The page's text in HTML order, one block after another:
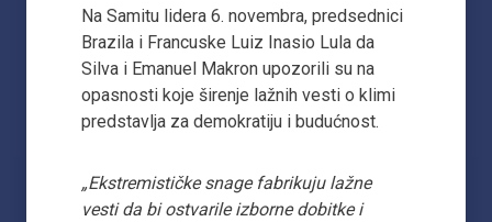
Na Samitu lidera 6. novembra, predsednici
Brazila i Francuske Luiz Inasio Lula da
Silva i Emanuel Makron upozorili su na
opasnosti koje širenje lažnih vesti o klimi
predstavlja za demokratiju i budućnost.
„Ekstremističke snage fabrikuju lažne
vesti da bi ostvarile izborne dobitke i